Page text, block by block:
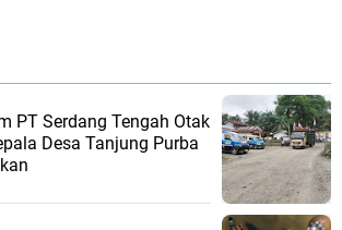
PT Serdang Tengah Otak
Desa Tanjung Purba